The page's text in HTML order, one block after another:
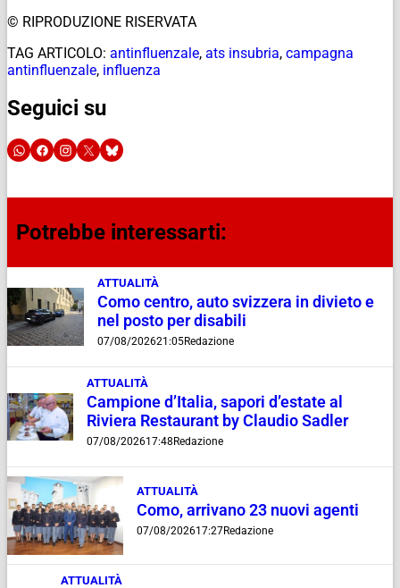
© RIPRODUZIONE RISERVATA
TAG ARTICOLO: antinfluenzale, ats insubria, campagna
antinfluenzale, influenza
Seguici su
Potrebbe interessarti:
ATTUALITÀ
Como centro, auto svizzera in divieto e
nel posto per disabili
07/08/202621:05Redazione
ATTUALITÀ
Campione d’Italia, sapori d’estate al
Riviera Restaurant by Claudio Sadler
07/08/202617:48 Redazione
ATTUALITÀ
Como, arrivano 23 nuovi agenti
07/08/202617:27Redazione
ATTUALITÀ